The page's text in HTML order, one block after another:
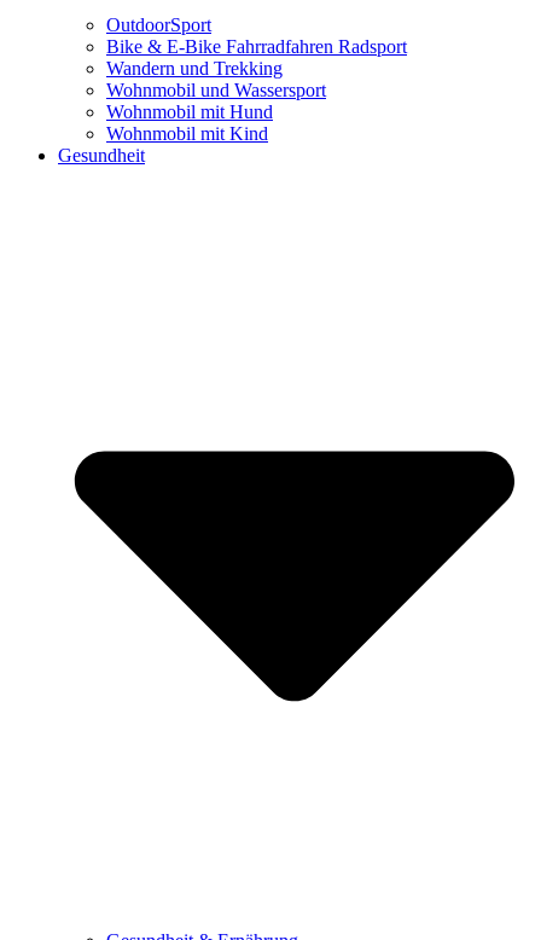
OutdoorSport
Bike & E-Bike Fahrradfahren Radsport
Wandern und Trekking
Wohnmobil und Wassersport
Wohnmobil mit Hund
Wohnmobil mit Kind
Gesundheit